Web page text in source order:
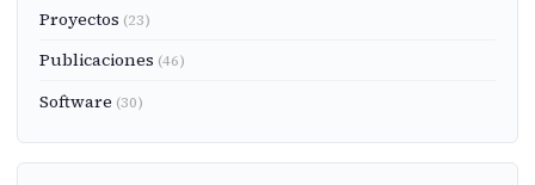
Proyectos (23)
Publicaciones (46)
Software (30)